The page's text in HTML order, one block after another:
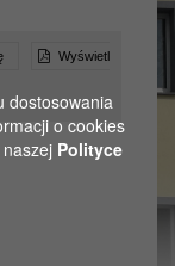
dostosowania
o cookies
Polityce
Wyświetl